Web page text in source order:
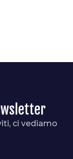
ci vediamo